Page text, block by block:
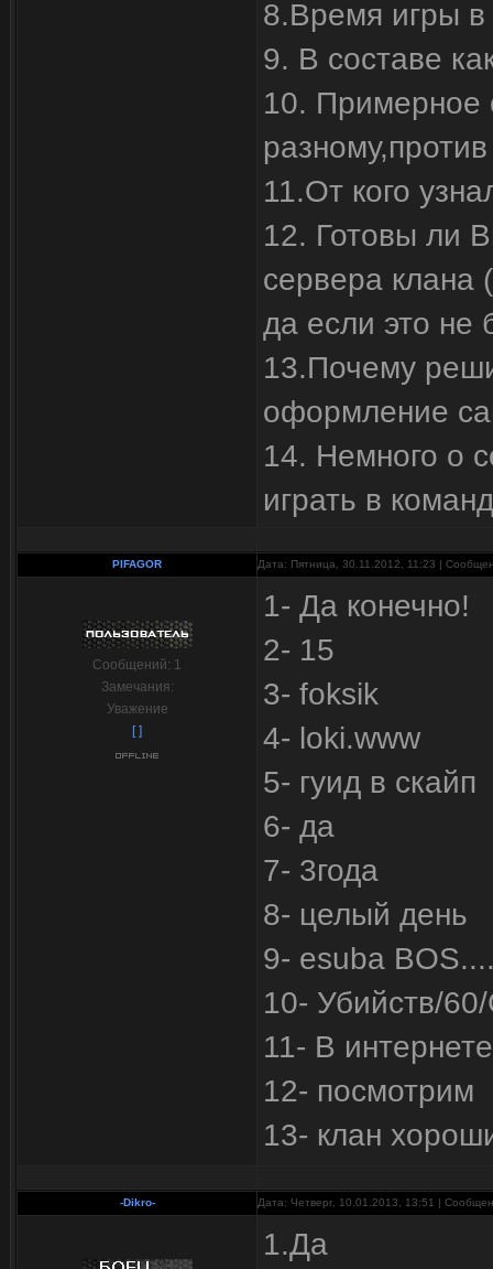
8.Время игры в
9. В составе
10. Примерное
11.От кого
12. Готовы ли
сервера клана
да если это не
13.Почему
оформление
14. Немного о
играть в
PIFAGOR Дата: Пятница, 30.11.2012, 11:23 |
Сообщений: 1
Замечания:
Уважение
[ ]
1- Да конечно!
2- 15
3- foksik
4- loki.www
5- гуид в скайп
6- да
7- 3года
8- целый день
9- esuba
10- Убийств/
11- В
12- посмотрим
13- клан
-Dikro- Дата: Четверг, 10.01.2013, 13:51 |
1.Да